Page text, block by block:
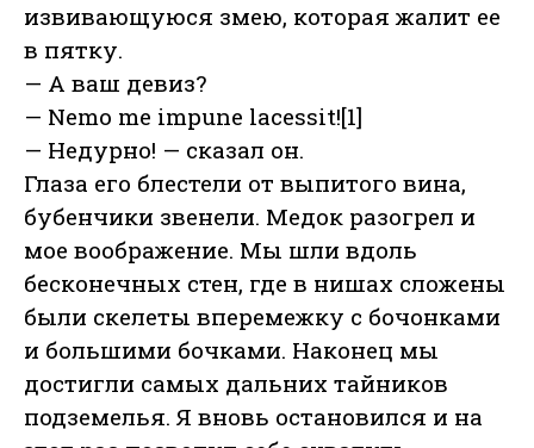
извивающуюся змею, которая жалит ее
в пятку.
— А ваш девиз?
— Nemo me impune lacessit![1]
— Недурно! — сказал он.
Глаза его блестели от выпитого вина,
бубенчики звенели. Медок разогрел и
мое воображение. Мы шли вдоль
бесконечных стен, где в нишах сложены
были скелеты вперемежку с бочонками
и большими бочками. Наконец мы
достигли самых дальних тайников
подземелья. Я вновь остановился и на